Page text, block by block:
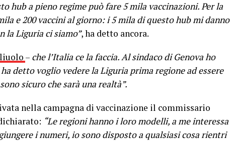
hub a pieno regime può fare 5 mila vaccinazioni. Per la
e 200 vaccini al giorno: i 5 mila di questo hub mi danno
la Liguria ci siamo”, ha detto ancora.
– che l’Italia ce la faccia. Al sindaco di Genova ho
detto voglio vedere la Liguria prima regione ad essere
sicuro che sarà una realtà”.
nella campagna di vaccinazione il commissario
“Le regioni hanno i loro modelli, a me interessa
i numeri, io sono disposto a qualsiasi cosa rientri